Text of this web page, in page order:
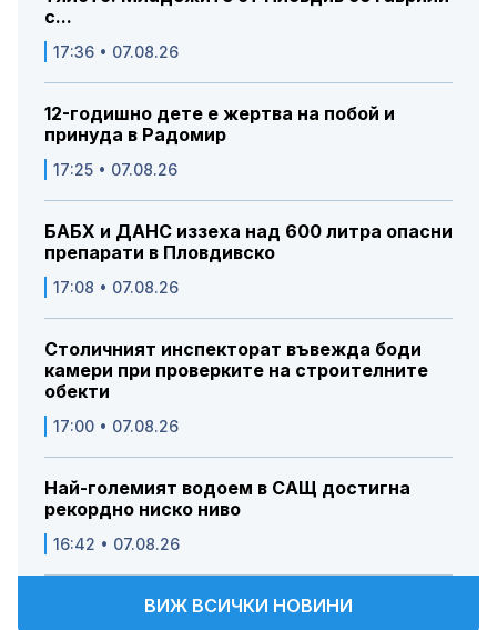
с...
17:36 • 07.08.26
12-годишно дете е жертва на побой и
принуда в Радомир
17:25 • 07.08.26
БАБХ и ДАНС иззеха над 600 литра опасни
препарати в Пловдивско
17:08 • 07.08.26
Столичният инспекторат въвежда боди
камери при проверките на строителните
обекти
17:00 • 07.08.26
Най-големият водоем в САЩ достигна
рекордно ниско ниво
16:42 • 07.08.26
ВИЖ ВСИЧКИ НОВИНИ